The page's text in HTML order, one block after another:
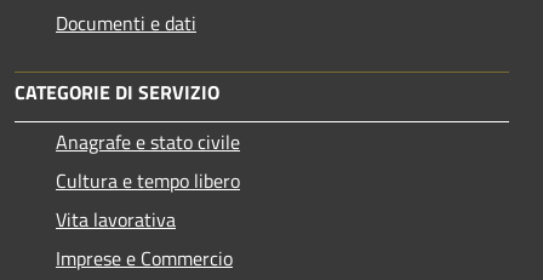
Documenti e dati
CATEGORIE DI SERVIZIO
Anagrafe e stato civile
Cultura e tempo libero
Vita lavorativa
Imprese e Commercio